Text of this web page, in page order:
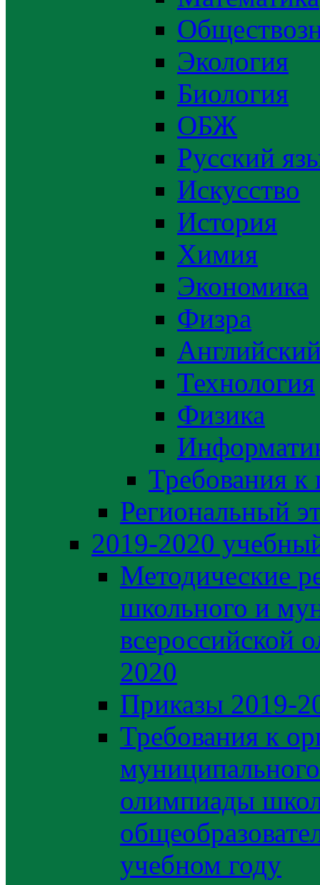
Экология
Биология
ОБЖ
Русский
Искусство
История
Химия
Экономика
Физра
Технология
Физика
Требования
Региональный
2019-2020
Методические
школьного и
всероссийской
2020
Приказы 2019-
Требования к
олимпиады
учебном году